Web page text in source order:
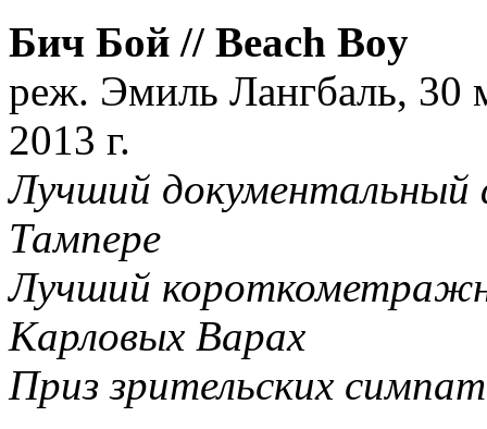
Бич Бой // Beach Boy
реж. Эмиль Лангбаль, 30
2013 г.
Лучший документальный
Тампере
Лучший
Карловых Варах
Приз зрительских